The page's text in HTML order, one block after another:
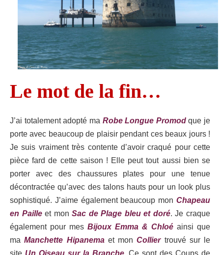
Le mot de la fin…
J’ai totalement adopté ma Robe Longue Promodque je
porte avec beaucoup de plaisir pendant ces beaux jours !
Je suis vraiment très contente d’avoir craqué pour cette
pièce fard de cette saison ! Elle peut tout aussi bien se
porter avec des chaussures plates pour une tenue
décontractée qu’avec des talons hauts pour un look plus
sophistiqué. J’aime également beaucoup mon Chapeau
en Pailleet monSac de Plage bleu et doré. Je craque
également pour mes Bijoux Emma & Chloé ainsi que
maManchette Hipanemaet monColliertrouvé sur le